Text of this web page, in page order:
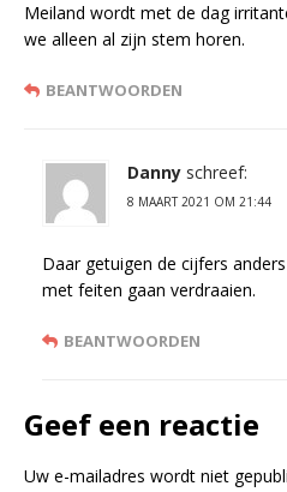
Meiland wordt met de dag
we alleen al zijn stem horen.
BEANTWOORDEN
Danny schreef:
8 MAART 2021 OM 21:44
Daar getuigen de cijfers
met feiten gaan verdraaien.
BEANTWOORDEN
Geef een reactie
Uw e-mailadres wordt niet